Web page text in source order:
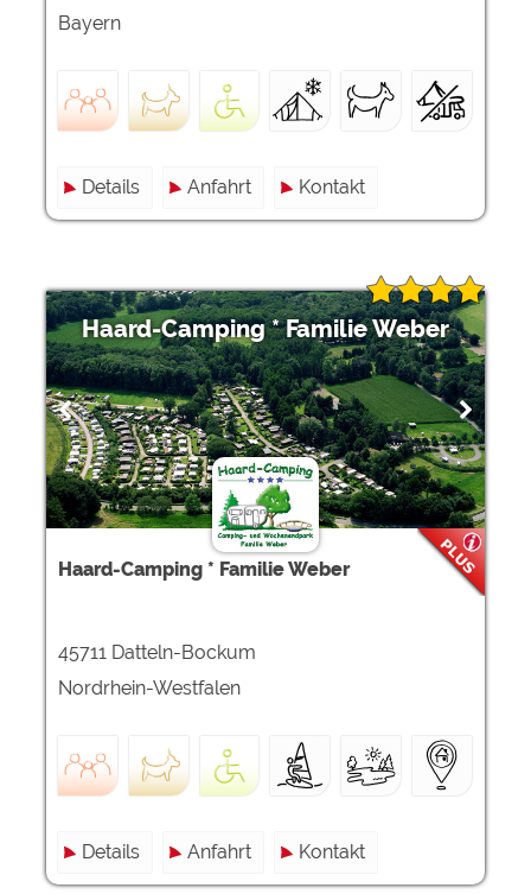
Bayern
Details Anfahrt Kontakt
Haard-Camping * Familie Weber
Haard-Camping * Familie Weber
45711 Datteln-Bockum
Nordrhein-Westfalen
Details Anfahrt Kontakt